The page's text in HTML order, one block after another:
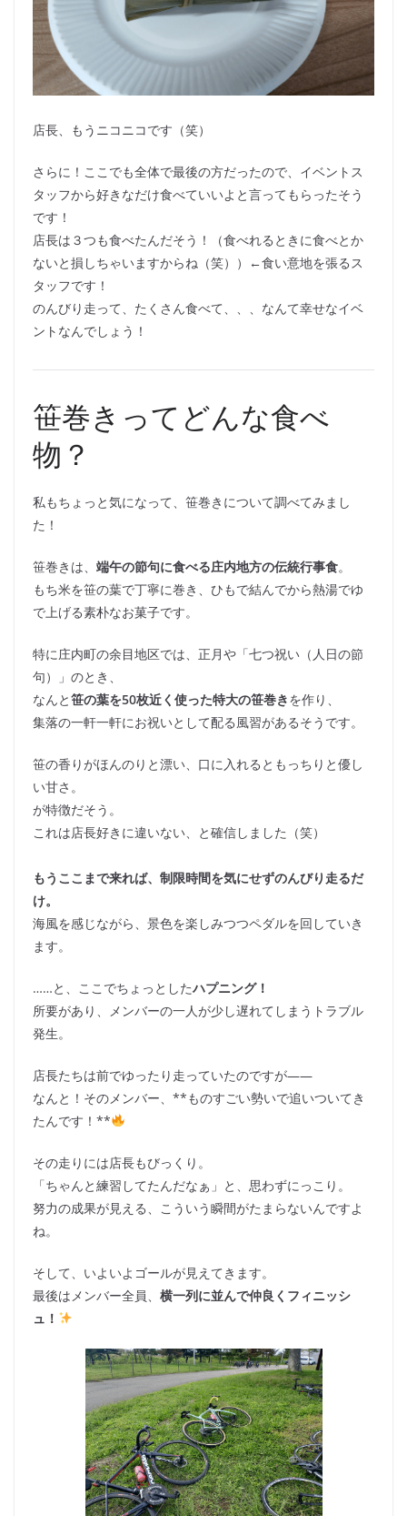
店長、もうニコニコです（笑）
さらに！ここでも全体で最後の方だったので、イベントス
タッフから好きなだけ食べていいよと言ってもらったそう
です！
店長は３つも食べたんだそう！（食べれるときに食べとか
ないと損しちゃいますからね（笑））←食い意地を張るス
タッフです！
のんびり走って、たくさん食べて、、、なんて幸せなイベ
ントなんでしょう！
笹巻きってどんな食べ
物？
私もちょっと気になって、笹巻きについて調べてみまし
た！
笹巻きは、 端午の節句に食べる庄内地方の伝統行事食。
もち米を笹の葉で丁寧に巻き、ひもで結んでから熱湯でゆ
で上げる素朴なお菓子です。
特に庄内町の余目地区では、正月や「七つ祝い（人日の節
句）」のとき、
なんと笹の葉を50枚近く使った特大の笹巻きを作り、
集落の一軒一軒にお祝いとして配る風習があるそうです。
笹の香りがほんのりと漂い、口に入れるともっちりと優し
い甘さ。
が特徴だそう。
これは店長好きに違いない、と確信しました（笑）
もうここまで来れば、制限時間を気にせずのんびり走るだ
け。
海風を感じながら、景色を楽しみつつペダルを回していき
ます。
……と、ここでちょっとしたハプニング！
所要があり、メンバーの一人が少し遅れてしまうトラブル
発生。
店長たちは前でゆったり走っていたのですが――
なんと！そのメンバー、**ものすごい勢いで追いついてき
たんです！**
その走りには店長もびっくり。
「ちゃんと練習してたんだなぁ」と、思わずにっこり。
努力の成果が見える、こういう瞬間がたまらないんですよ
ね。
そして、いよいよゴールが見えてきます。
最後はメンバー全員、 横一列に並んで仲良くフィニッシ
ュ！